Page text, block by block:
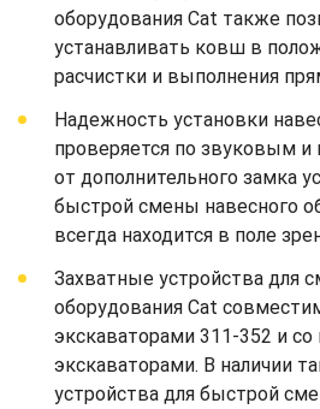
оборудования Cat также
устанавливать ковш в
расчистки и выполнения
Надежность установки
проверяется по звуковым и
от дополнительного замка
быстрой смены навесного
всегда находится в поле
Захватные устройства для
оборудования Cat
экскаваторами 311-352 и
экскаваторами. В наличии
устройства для быстрой